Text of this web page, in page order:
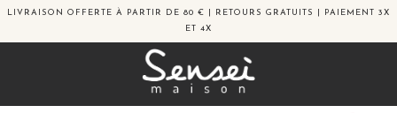
LIVRAISON OFFERTE À PARTIR DE 80 € | RETOURS GRATUITS | PAIEMENT 3X
ET 4X